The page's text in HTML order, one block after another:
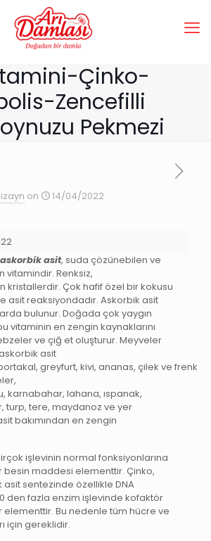
Çinko-
Zencefilli
Pekmezi
on 14/04/2022
askorbik asit, suda çözünebilen ve
vitamindir. Renksiz,
kristallerdir. Çok hafif özel bir kokusu
asit reaksiyondadır. Askorbik asit
bulunur. Doğada çok yaygın
vitaminin en zengin kaynaklarını
ve çiğ et oluşturur. Meyveler
asit
greyfurt, kivi, ananas, çilek ve frenk
karnabahar, lahana, ıspanak,
turp, tere, maydanoz ve yer
bakımından en zengin
işlevinin normal fonksiyonlarına
besin maddesi elementtir. Çinko,
sentezinde özellikle DNA
den fazla enzim işlevinde kofaktör
Bu nedenle tüm hücre ve
için gereklidir.